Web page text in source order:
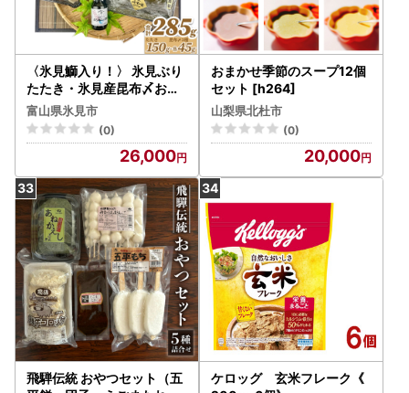
〈氷見鰤入り！〉 氷見ぶり
たたき・氷見産昆布〆お刺
身３種セット！刺身醤油付
き 魚貝類 加工食品 魚介類
氷見鰤 醤油 昆布締め 富山
富山県氷見市
(0)
26,000
おまかせ季節のスープ12個
セット [h264]
山梨県北杜市
(0)
20,000
飛騨伝統 おやつセット（五
ケロッグ 玄米フレーク《